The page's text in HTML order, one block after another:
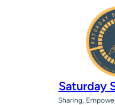
Saturday
Sharing,